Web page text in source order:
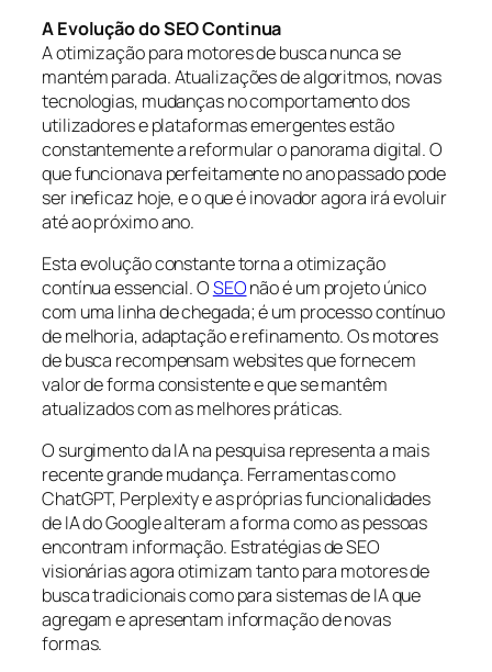
A Evolução do SEO Continua
A otimização para motores de busca nunca se
mantém parada. Atualizações de algoritmos, novas
tecnologias, mudanças no comportamento dos
utilizadores e plataformas emergentes estão
constantemente a reformular o panorama digital. O
que funcionava perfeitamente no ano passado pode
ser ineficaz hoje, e o que é inovador agora irá evoluir
até ao próximo ano.
Esta evolução constante torna a otimização
contínua essencial. OSEOnão é um projeto único
com uma linha de chegada; é um processo contínuo
de melhoria, adaptação e refinamento. Os motores
de busca recompensam websites que fornecem
valor de forma consistente e que se mantêm
atualizados com as melhores práticas.
O surgimento da IA na pesquisa representa a mais
recente grande mudança. Ferramentas como
ChatGPT, Perplexity e as próprias funcionalidades
de IA do Google alteram a forma como as pessoas
encontram informação. Estratégias de SEO
visionárias agora otimizam tanto para motores de
busca tradicionais como para sistemas de IA que
agregam e apresentam informação de novas
formas.